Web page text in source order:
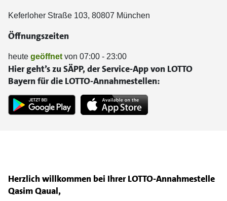
Herzlich willkommen bei Ihrer LOTTO-Annahmestelle
Qasim Qaual,
Keferloher Straße 103, 80807 München
Öffnungszeiten
heute geöffnet von 07:00 - 23:00
Hier geht’s zu SÄPP, der Service-App von LOTTO
Bayern für die LOTTO-Annahmestellen: